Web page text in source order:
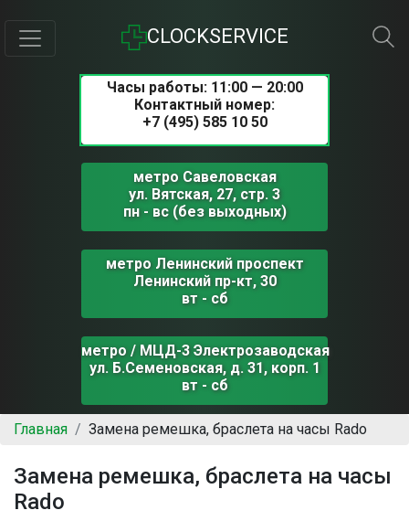
CLOCKSERVICE
Часы работы: 11:00 — 20:00
Контактный номер:
+7 (495) 585 10 50
метро Савеловская
ул. Вятская, 27, стр. 3
пн - вс (без выходных)
метро Ленинский проспект
Ленинский пр-кт, 30
вт - сб
метро / МЦД-3 Электрозаводская
ул. Б.Семеновская, д. 31, корп. 1
вт - сб
Главная Замена ремешка, браслета на часы Rado
Замена ремешка, браслета на часы
Rado